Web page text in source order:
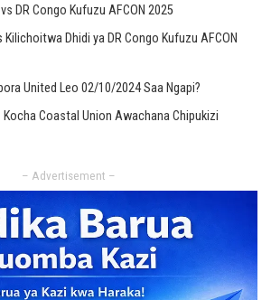
DR Congo Kufuzu AFCON 2025
Dhidi ya DR Congo Kufuzu AFCON
United Leo 02/10/2024 Saa Ngapi?
Coastal Union Awachana Chipukizi
– Advertisement –